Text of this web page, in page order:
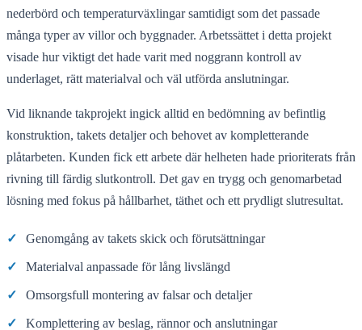
nederbörd och temperaturväxlingar samtidigt som det passade
många typer av villor och byggnader. Arbetssättet i detta projekt
visade hur viktigt det hade varit med noggrann kontroll av
underlaget, rätt materialval och väl utförda anslutningar.
Vid liknande takprojekt ingick alltid en bedömning av befintlig
konstruktion, takets detaljer och behovet av kompletterande
plåtarbeten. Kunden fick ett arbete där helheten hade prioriterats från
rivning till färdig slutkontroll. Det gav en trygg och genomarbetad
lösning med fokus på hållbarhet, täthet och ett prydligt slutresultat.
✓ Genomgång av takets skick och förutsättningar
✓ Materialval anpassade för lång livslängd
✓ Omsorgsfull montering av falsar och detaljer
✓ Komplettering av beslag, rännor och anslutningar